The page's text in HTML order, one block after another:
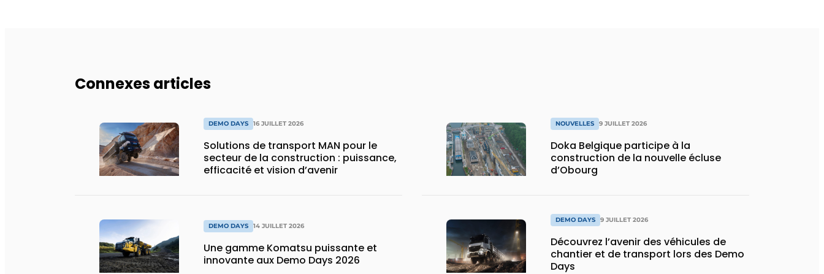
Connexes articles
DEMO DAYS 16 JUILLET 2026
Solutions de transport MAN pour le
secteur de la construction : puissance,
efficacité et vision d’avenir
DEMO DAYS 14 JUILLET 2026
Une gamme Komatsu puissante et
innovante aux Demo Days 2026
NOUVELLES 9 JUILLET 2026
Doka Belgique participe à la
construction de la nouvelle écluse
d’Obourg
DEMO DAYS 9 JUILLET 2026
Découvrez l’avenir des véhicules de
chantier et de transport lors des Demo
Days